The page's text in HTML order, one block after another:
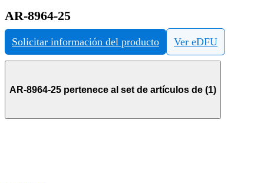
AR-8964-25
Solicitar información del producto Ver eDFU
AR-8964-25 pertenece al set de artículos de (1)